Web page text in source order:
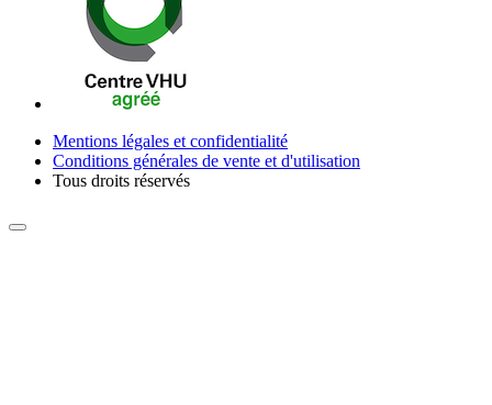
Mentions légales et confidentialité
Conditions générales de vente et d'utilisation
Tous droits réservés